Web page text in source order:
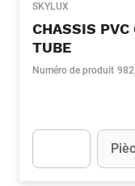
SKYLUX
CHASSIS
TUBE
Numéro de produit
Unité